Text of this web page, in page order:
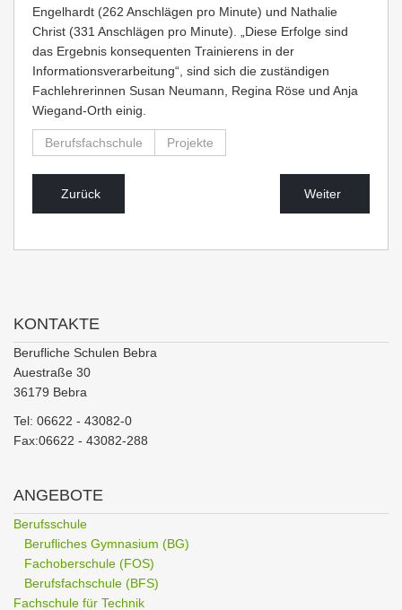
Engelhardt (262 Anschlägen pro Minute) und Nathalie
Christ (331 Anschlägen pro Minute). „Diese Erfolge sind
das Ergebnis konsequenten Trainierens in der
Informationsverarbeitung“, sind sich die zuständigen
Fachlehrerinnen Susan Neumann, Regina Röse und Anja
Wiegand-Orth einig.
Berufsfachschule Projekte
Zurück Weiter
KONTAKTE
Berufliche Schulen Bebra
Auestraße 30
36179 Bebra
Tel: 06622 - 43082-0
Fax:06622 - 43082-288
ANGEBOTE
Berufsschule
Berufliches Gymnasium (BG)
Fachoberschule (FOS)
Berufsfachschule (BFS)
Fachschule für Technik